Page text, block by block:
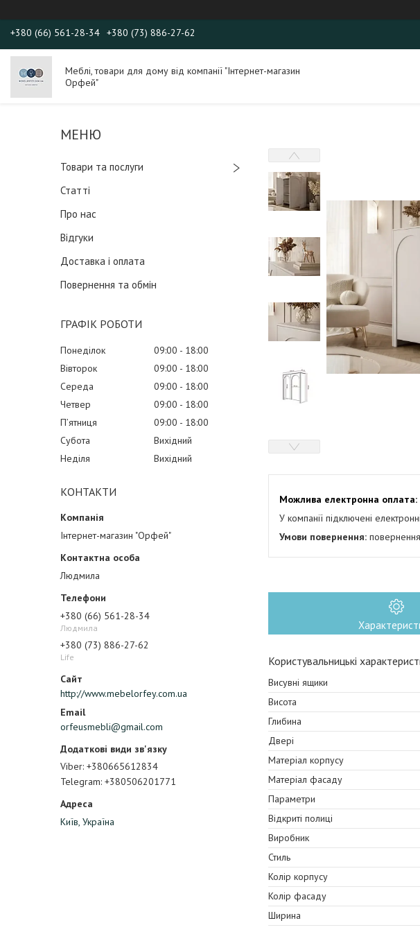
+380 (66) 561-28-34 +380 (73) 886-27-62
Меблі, товари для дому від компанії "Інтернет-магазин
Орфей"
Товари та послуги
Статті
Про нас
Відгуки
Доставка і оплата
Повернення та обмін
ГРАФІК РОБОТИ
Понеділок 09:00
18:00
Вівторок
09:00
18:00
Середа
09:00
18:00
Четвер
09:00
18:00
Пʼятниця
09:00
18:00
Субота
Вихідний
Неділя
Вихідний
КОНТАКТИ
Інтернет-магазин "Орфей"
Людмила
+380 (66) 561-28-34
Людмила
+380 (73) 886-27-62
Life
http://www.mebelorfey.com.ua
orfeusmebli@gmail.com
Viber +380665612834
Telegram +380506201771
Київ, Україна
У компанії підключені
Користувальницькі
Висувні ящики
Висота
Глибина
Двері
Матеріал корпусу
Матеріал фасаду
Параметри
Відкриті полиці
Виробник
Стиль
Колір корпусу
Колір фасаду
Ширина